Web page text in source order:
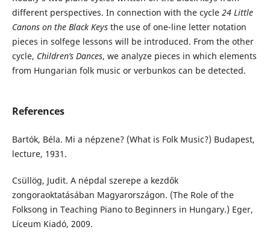
different perspectives. In connection with the cycle 24 Little
Canons on the Black Keys the use of one-line letter notation
pieces in solfege lessons will be introduced. From the other
cycle, Children’s Dances, we analyze pieces in which elements
from Hungarian folk music or verbunkos can be detected.
References
Bartók, Béla. Mi a népzene? (What is Folk Music?) Budapest,
lecture, 1931.
Csüllög, Judit. A népdal szerepe a kezdők
zongoraoktatásában Magyarországon. (The Role of the
Folksong in Teaching Piano to Beginners in Hungary.) Eger,
Líceum Kiadó, 2009.